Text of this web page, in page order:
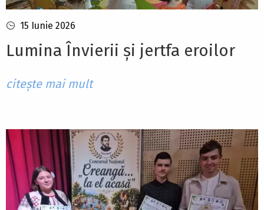
15 Iunie 2026
Lumina Învierii și jertfa eroilor
citește mai mult